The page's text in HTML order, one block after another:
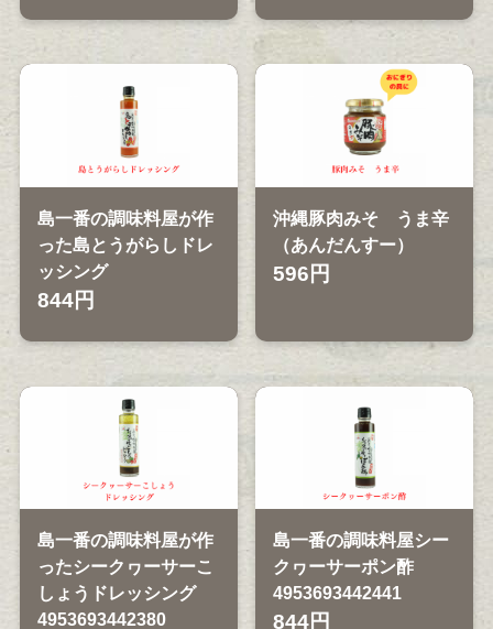
島一番の調味料屋が作
った島とうがらしドレ
ッシング
844円
沖縄豚肉みそ うま辛
（あんだんすー）
596円
島一番の調味料屋が作
ったシークヮーサーこ
しょうドレッシング
4953693442380
島一番の調味料屋シー
クヮーサーポン酢
4953693442441
844円